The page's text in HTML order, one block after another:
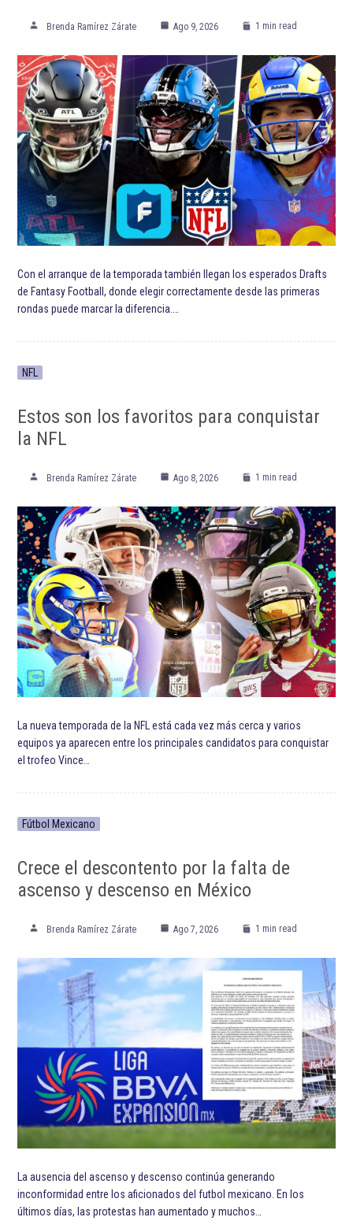
Brenda Ramírez Zárate Ago 9, 2026 1 min read
Con el arranque de la temporada también llegan los esperados Drafts
de Fantasy Football, donde elegir correctamente desde las primeras
rondas puede marcar la diferencia.…
NFL
Estos son los favoritos para conquistar
la NFL
Brenda Ramírez Zárate Ago 8, 2026 1 min read
La nueva temporada de la NFL está cada vez más cerca y varios
equipos ya aparecen entre los principales candidatos para conquistar
el trofeo Vince…
Fútbol Mexicano
Crece el descontento por la falta de
ascenso y descenso en México
Brenda Ramírez Zárate Ago 7, 2026 1 min read
La ausencia del ascenso y descenso continúa generando
inconformidad entre los aficionados del futbol mexicano. En los
últimos días, las protestas han aumentado y muchos…